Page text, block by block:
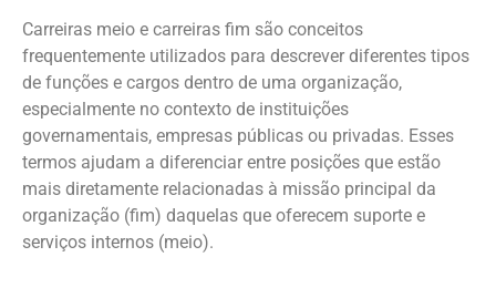
Carreiras meio e carreiras fim são conceitos
frequentemente utilizados para descrever diferentes tipos
de funções e cargos dentro de uma organização,
especialmente no contexto de instituições
governamentais, empresas públicas ou privadas. Esses
termos ajudam a diferenciar entre posições que estão
mais diretamente relacionadas à missão principal da
organização (fim) daquelas que oferecem suporte e
serviços internos (meio).